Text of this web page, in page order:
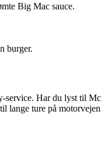
Big Mac sauce.
burger.
Har du lyst til
ture på